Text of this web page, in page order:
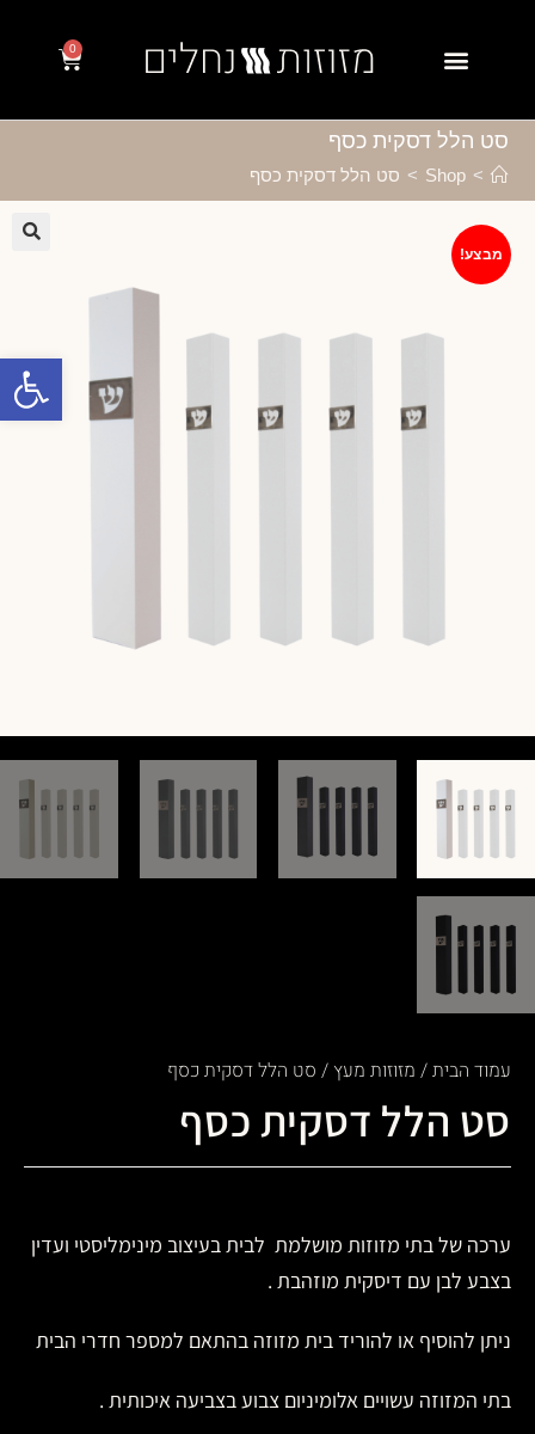
פתח סרגל נגישות
0
סט הלל דסקית כסף
>
Shop
> סט הלל דסקית כסף
עמוד הבית/ מזוזות מעץ / סט הלל דסקית כסף
סט הלל דסקית כסף
ערכה של בתי מזוזות מושלמת לבית בעיצוב מינימליסטי ועדין
בצבע לבן עם דיסקית מוזהבת .
ניתן להוסיף או להוריד בית מזוזה בהתאם למספר חדרי הבית
בתי המזוזה עשויים אלומיניום צבוע בצביעה איכותית .
מבצע!